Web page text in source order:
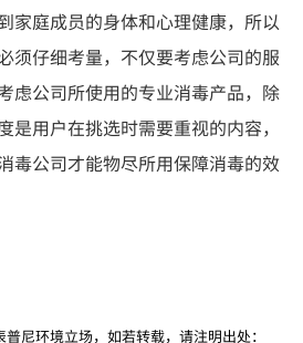
庭成员的身体和心理健康，所以
须仔细考量，不仅要考虑公司的服
虑公司所使用的专业消毒产品，除
是用户在挑选时需要重视的内容，
毒公司才能物尽所用保障消毒的效
尼环境立场，如若转载，请注明出处：